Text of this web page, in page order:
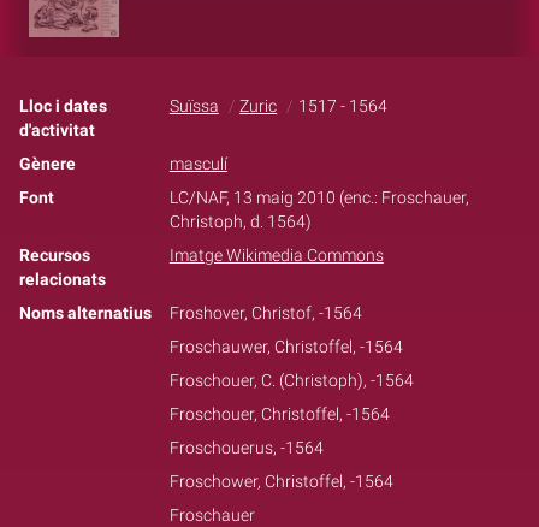
Lloc i dates
d'activitat
Suïssa Zuric 1517 - 1564
Gènere
masculí
Font
LC/NAF, 13 maig 2010 (enc.: Froschauer,
Christoph, d. 1564)
Recursos
relacionats
Imatge Wikimedia Commons
Noms alternatius
Froshover, Christof, -1564
Froschauwer, Christoffel, -1564
Froschouer, C. (Christoph), -1564
Froschouer, Christoffel, -1564
Froschouerus, -1564
Froschower, Christoffel, -1564
Froschauer